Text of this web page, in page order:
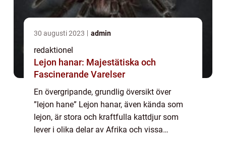
30 augusti 2023 admin
redaktionel
Lejon hanar: Majestätiska och
Fascinerande Varelser
En övergripande, grundlig översikt över
”lejon hane” Lejon hanar, även kända som
lejon, är stora och kraftfulla kattdjur som
lever i olika delar av Afrika och vissa